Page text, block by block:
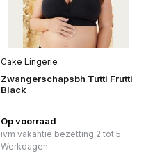
Cake Lingerie
Zwangerschapsbh Tutti Frutti
Black
Op voorraad
ivm vakantie bezetting 2 tot 5
Werkdagen.